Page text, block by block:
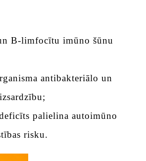
B-limfocītu imūno šūnu
antibakteriālo un
palielina autoimūno
risku.